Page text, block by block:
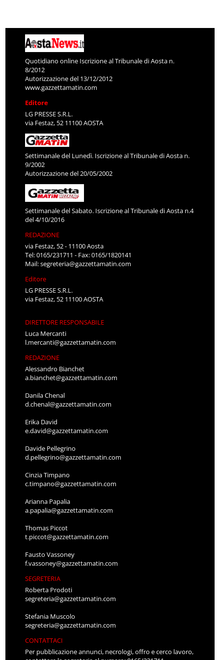
Quotidiano online Iscrizione al Tribunale di Aosta n.
8/2012
Autorizzazione del 13/12/2012
www.gazzettamatin.com
Editore
LG PRESSE S.R.L.
via Festaz, 52 11100 AOSTA
Settimanale del Lunedì. Iscrizione al Tribunale di Aosta n.
9/2002
Autorizzazione del 20/05/2002
Settimanale del Sabato. Iscrizione al Tribunale di Aosta n.4
del 4/10/2016
REDAZIONE
via Festaz, 52 - 11100 Aosta
Tel: 0165/231711 - Fax: 0165/1820141
Mail:segreteria@gazzettamatin.com
Editore
LG PRESSE S.R.L.
via Festaz, 52 11100 AOSTA
DIRETTORE RESPONSABILE
Luca Mercanti
l.mercanti@gazzettamatin.com
REDAZIONE
Alessandro Bianchet
a.bianchet@gazzettamatin.com
Danila Chenal
d.chenal@gazzettamatin.com
Erika David
e.david@gazzettamatin.com
Davide Pellegrino
d.pellegrino@gazzettamatin.com
Cinzia Timpano
c.timpano@gazzettamatin.com
Arianna Papalia
a.papalia@gazzettamatin.com
Thomas Piccot
t.piccot@gazzettamatin.com
Fausto Vassoney
f.vassoney@gazzettamatin.com
SEGRETERIA
Roberta Prodoti
segreteria@gazzettamatin.com
Stefania Muscolo
segreteria@gazzettamatin.com
CONTATTACI
Per pubblicazione annunci, necrologi, offro e cerco lavoro,